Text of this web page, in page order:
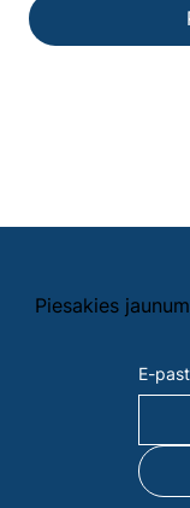
Piesakies
E-